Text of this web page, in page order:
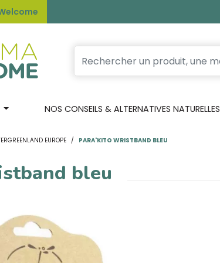
NOS CONSEILS & ALTERNATIVES NATURELLES
EUROPE PARA'KITO WRISTBAND BLEU
bleu